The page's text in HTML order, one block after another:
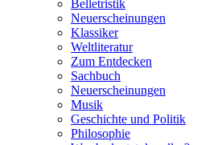
Belletristik
Neuerscheinungen
Klassiker
Weltliteratur
Zum Entdecken
Sachbuch
Neuerscheinungen
Musik
Geschichte und Politik
Philosophie